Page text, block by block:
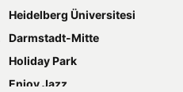
Heidelberg Üniversitesi
Darmstadt-Mitte
Holiday Park
Enjoy Jazz